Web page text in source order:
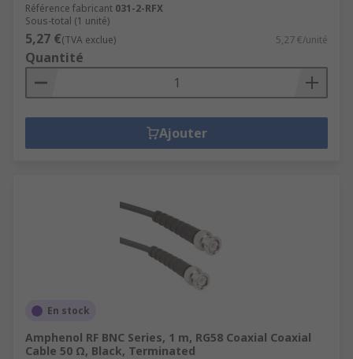
Référence fabricant 031-2-RFX
Sous-total (1 unité)
5,27 €(TVA exclue) 5,27 €/unité
Quantité
Ajouter
En stock
Amphenol RF BNC Series, 1 m, RG58 Coaxial Coaxial
Cable 50 Ω, Black, Terminated